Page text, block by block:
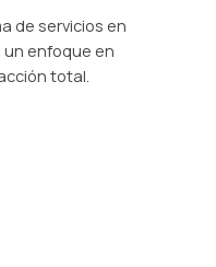
de servicios en
un enfoque en
total.